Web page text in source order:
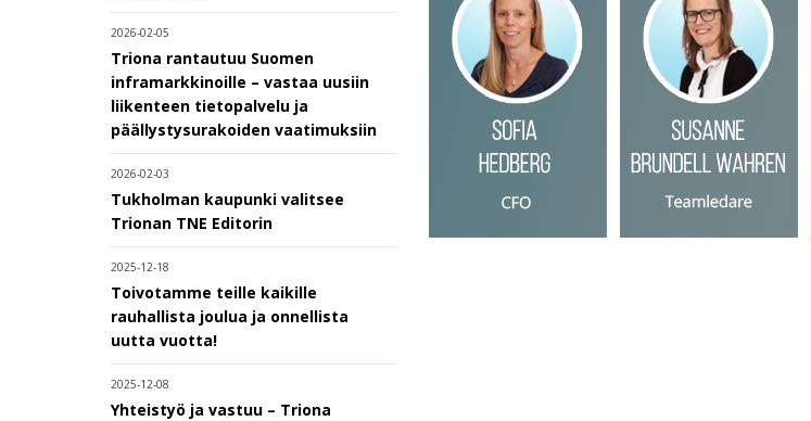
2026-02-05
Triona rantautuu Suomen
inframarkkinoille – vastaa uusiin
liikenteen tietopalvelu ja
päällystysurakoiden vaatimuksiin
2026-02-03
Tukholman kaupunki valitsee
Trionan TNE Editorin
2025-12-18
Toivotamme teille kaikille
rauhallista joulua ja onnellista
uutta vuotta!
2025-12-08
Yhteistyö ja vastuu – Triona